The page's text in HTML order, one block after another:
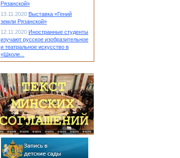
Рязанской»
13.11.2020 Выставка «Гений
земли Рязанской»
12.11.2020 Иностранные студенты
изучают русское изобразительное
и театральное искусство в
«Школе...